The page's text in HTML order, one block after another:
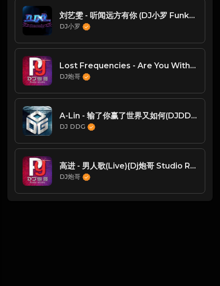
刘艺雯 - 听闻远方有你 (DJ小罗 FunkyHouse Mix 2022)
DJ小罗
Lost Frequencies - Are You With Me(Dj炮哥 Mix)
DJ炮哥
A-Lin - 输了你赢了世界又如何(DJDDG prog house Mix)
DJ DDG
高进 - 男人歌(Live){Dj炮哥 Studio Remix}
DJ炮哥